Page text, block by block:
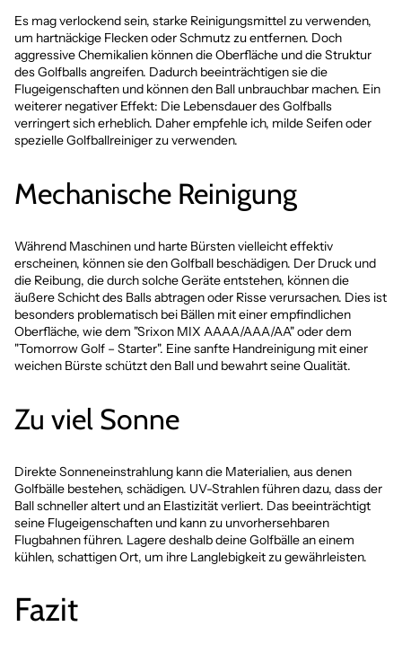
Es mag verlockend sein, starke Reinigungsmittel zu verwenden,
um hartnäckige Flecken oder Schmutz zu entfernen. Doch
aggressive Chemikalien können die Oberfläche und die Struktur
des Golfballs angreifen. Dadurch beeinträchtigen sie die
Flugeigenschaften und können den Ball unbrauchbar machen. Ein
weiterer negativer Effekt: Die Lebensdauer des Golfballs
verringert sich erheblich. Daher empfehle ich, milde Seifen oder
spezielle Golfballreiniger zu verwenden.
Mechanische Reinigung
Während Maschinen und harte Bürsten vielleicht effektiv
erscheinen, können sie den Golfball beschädigen. Der Druck und
die Reibung, die durch solche Geräte entstehen, können die
äußere Schicht des Balls abtragen oder Risse verursachen. Dies ist
besonders problematisch bei Bällen mit einer empfindlichen
Oberfläche, wie dem "Srixon MIX AAAA/AAA/AA" oder dem
"Tomorrow Golf – Starter". Eine sanfte Handreinigung mit einer
weichen Bürste schützt den Ball und bewahrt seine Qualität.
Zu viel Sonne
Direkte Sonneneinstrahlung kann die Materialien, aus denen
Golfbälle bestehen, schädigen. UV-Strahlen führen dazu, dass der
Ball schneller altert und an Elastizität verliert. Das beeinträchtigt
seine Flugeigenschaften und kann zu unvorhersehbaren
Flugbahnen führen. Lagere deshalb deine Golfbälle an einem
kühlen, schattigen Ort, um ihre Langlebigkeit zu gewährleisten.
Fazit